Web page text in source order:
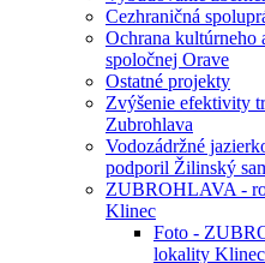
Cezhraničná
Ochrana kultúrneho
spoločnej Orave
Ostatné projekty
Zvýšenie efektivity
Zubrohlava
Vodozádržné
podporil Žilinský
ZUBROHLAVA -
Klinec
Foto -
lokality